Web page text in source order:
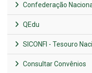
Confederação
QEdu
SICONFI - Tesouro
Consultar Convênios